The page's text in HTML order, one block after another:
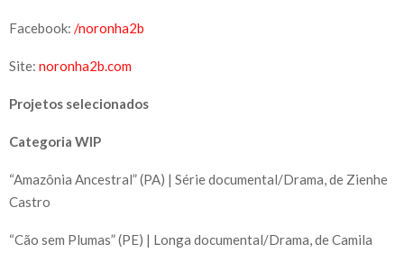
Facebook: /noronha2b
Site: noronha2b.com
Projetos selecionados
Categoria WIP
“Amazônia Ancestral” (PA) | Série documental/Drama, de Zienhe
Castro
“Cão sem Plumas” (PE) | Longa documental/Drama, de Camila